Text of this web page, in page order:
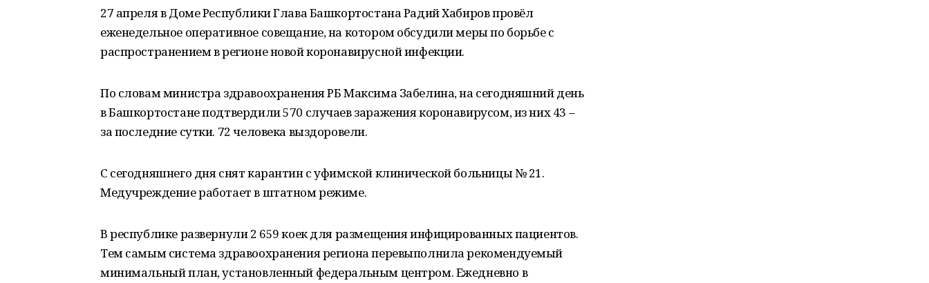
27 апреля в Доме Республики Глава Башкортостана Радий Хабиров провёл
еженедельное оперативное совещание, на котором обсудили меры по борьбе с
распространением в регионе новой коронавирусной инфекции.
По словам министра здравоохранения РБ Максима Забелина, на сегодняшний день
в Башкортостане подтвердили 570 случаев заражения коронавирусом, из них 43 –
за последние сутки. 72 человека выздоровели.
С сегодняшнего дня снят карантин с уфимской клинической больницы № 21.
Медучреждение работает в штатном режиме.
В республике развернули 2 659 коек для размещения инфицированных пациентов.
Тем самым система здравоохранения региона перевыполнила рекомендуемый
минимальный план, установленный федеральным центром. Ежедневно в